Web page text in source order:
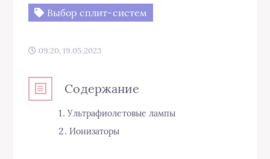
Выбор сплит-систем
09:20, 19.05.2023
Содержание
Ультрафиолетовые лампы
Ионизаторы